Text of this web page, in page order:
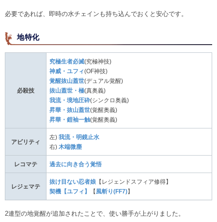
必要であれば、即時の水チェインも持ち込んでおくと安心です。
地特化
必殺技
究極生者必滅(究極神技)
神威・ユフィ(OF神技)
覚醒抜山蓋世(デュアル覚醒)
抜山蓋世・極(真奥義)
我流・境地圧砕(シンクロ奥義)
昇華・抜山蓋世(覚醒奥義)
昇華・鎧袖一触(覚醒奥義)
アビリティ
左) 我流・明鏡止水
右) 木端微塵
レコマテ 過去に向き合う覚悟
レジェマテ
抜け目ない忍者娘 【レジェンドスフィア修得】
契機【ユフィ】
【 風斬り(FF7)】
2連型の地覚醒が追加されたことで、使い勝手が上がりました。